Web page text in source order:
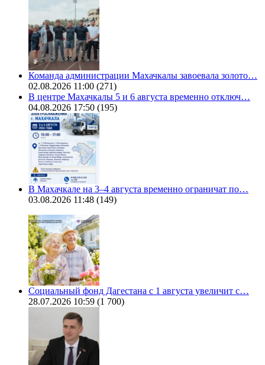
Команда администрации Махачкалы завоевала золото…
02.08.2026 11:00 (271)
В центре Махачкалы 5 и 6 августа временно отключ…
04.08.2026 17:50 (195)
В Махачкале на 3–4 августа временно ограничат по…
03.08.2026 11:48 (149)
Социальный фонд Дагестана с 1 августа увеличит с…
28.07.2026 10:59 (1 700)